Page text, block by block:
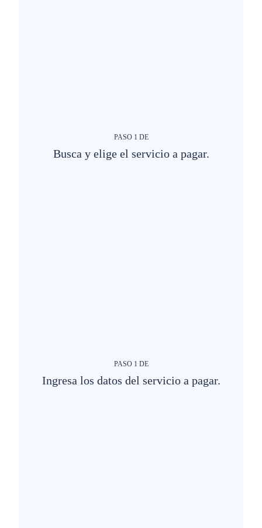
PASO 1 DE
Busca y elige el servicio a pagar.
PASO 1 DE
Ingresa los datos del servicio a pagar.